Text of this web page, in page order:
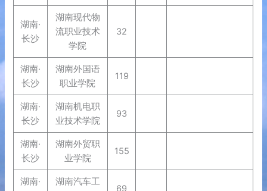
湖南·
长沙
湖南现代物
流职业技术
学院
32
湖南·
长沙
湖南外国语
职业学院
119
湖南·
长沙
湖南机电职
业技术学院
93
湖南·
长沙
湖南外贸职
业学院
155
湖南·
湖南汽车工
69